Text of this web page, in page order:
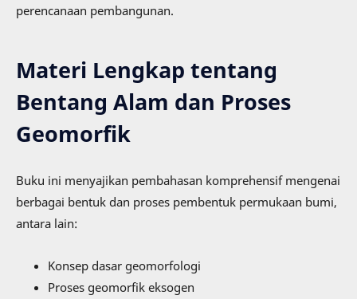
perencanaan pembangunan.
Materi Lengkap tentang
Bentang Alam dan Proses
Geomorfik
Buku ini menyajikan pembahasan komprehensif mengenai
berbagai bentuk dan proses pembentuk permukaan bumi,
antara lain:
Konsep dasar geomorfologi
Proses geomorfik eksogen